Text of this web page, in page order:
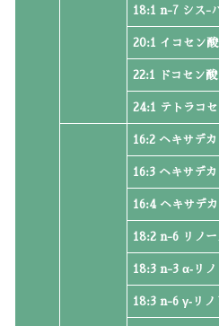
18:1 n-7 シス-
20:1 イコセン酸
22:1 ドコセン酸
24:1 テトラコ
16:2 ヘキサデ
16:3 ヘキサデ
16:4 ヘキサデ
18:2 n-6 リノー
18:3 n-3 α‐リノ
18:3 n-6 γ‐リノ